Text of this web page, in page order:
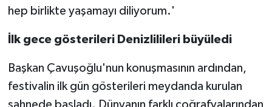
hep birlikte yaşamayı diliyorum.'
İlk gece gösterileri Denizlilileri büyüledi
Başkan Çavuşoğlu'nun konuşmasının ardından,
festivalin ilk gün gösterileri meydanda kurulan